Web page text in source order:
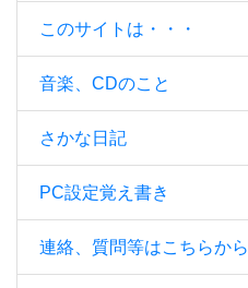
このサイトは・・・
音楽、CDのこと
さかな日記
PC設定覚え書き
連絡、質問等はこちらから